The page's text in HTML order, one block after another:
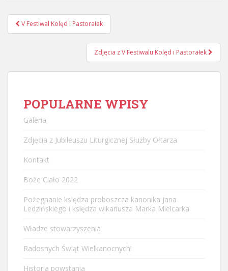
Nawigacja
postu
V Festiwal Kolęd i Pastorałek
Zdjęcia z V Festiwalu Kolęd i Pastorałek
POPULARNE WPISY
Galeria
Zdjęcia z Jubileuszu Liturgicznej Służby Ołtarza
Kontakt
Boże Ciało 2022
Pożegnanie księdza proboszcza kanonika Jana
Ledzińskiego i księdza wikariusza Marka Mielcarka
Władze stowarzyszenia
Radosnych Świąt Wielkanocnych!
Historia powstania